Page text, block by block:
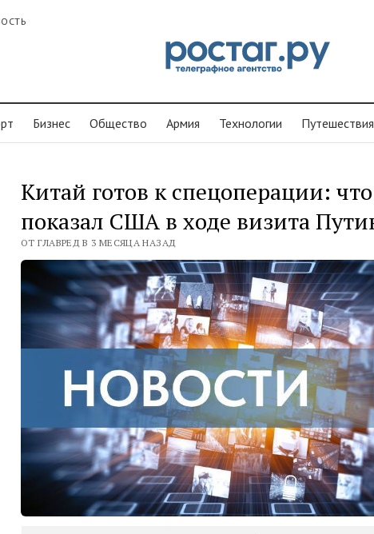
Бизнес Общество Армия Технологии Путешествия
Китай готов к спецоперации:
показал США в ходе визита
ОТ ГЛАВРЕД В 3 МЕСЯЦА НАЗАД